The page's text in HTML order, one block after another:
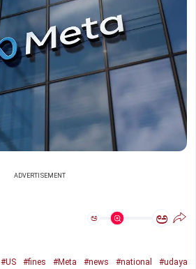
ADVERTISEMENT
ಅ ಅ
#US #fines #Meta #news #national
#udaya